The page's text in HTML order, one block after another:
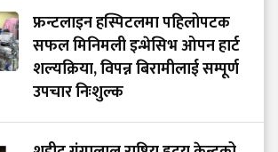
फ्रन्टलाइन हस्पिटलमा पहिलोपटक
सफल मिनिमली इन्भेसिभ ओपन हार्ट
शल्यक्रिया, विपन्न बिरामीलाई सम्पूर्ण
उपचार निःशुल्क